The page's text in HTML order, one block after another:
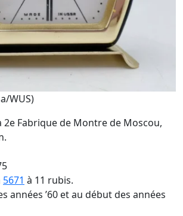
WUS)
2e Fabrique de Montre de Moscou,
5671 à 11 rubis.
années ’60 et au début des années